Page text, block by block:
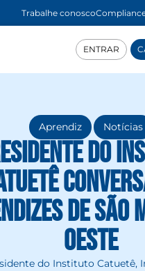
Trabalhe conosco
ENTRAR
Aprendiz , Notícias
do
de São
Oeste
do Instituto Catuetê,